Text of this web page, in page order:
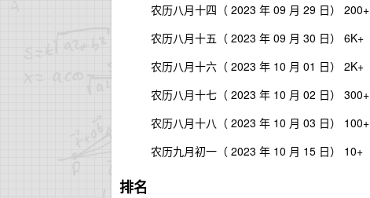
农历八月十四（ 2023 年 09 月 29 日） 200+
农历八月十五（ 2023 年 09 月 30 日） 6K+
农历八月十六（ 2023 年 10 月 01 日） 2K+
农历八月十七（ 2023 年 10 月 02 日） 300+
农历八月十八（ 2023 年 10 月 03 日） 100+
农历九月初一（ 2023 年 10 月 15 日） 10+
排名